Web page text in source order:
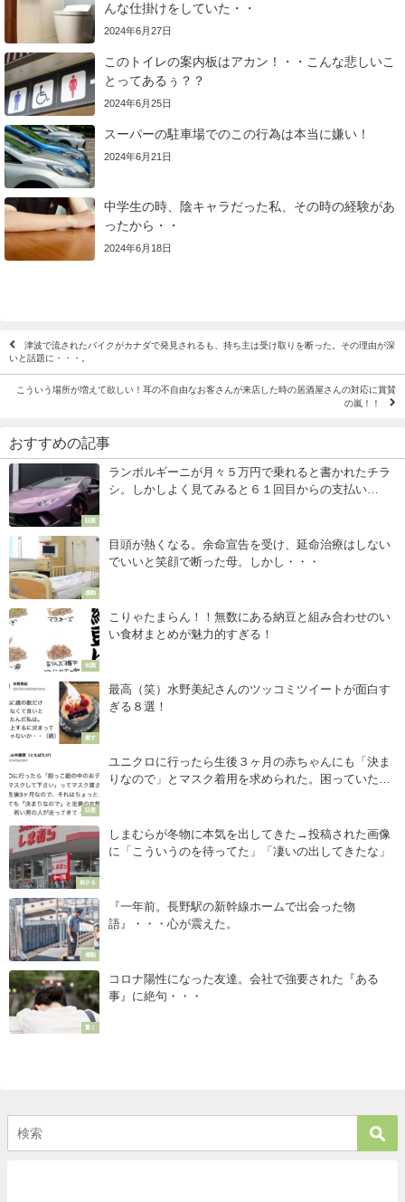
んな仕掛けをしていた・・
2024年6月27日
このトイレの案内板はアカン！・・こんな悲しいこ
とってあるぅ？？
2024年6月25日
スーパーの駐車場でのこの行為は本当に嫌い！
2024年6月21日
中学生の時、陰キャラだった私、その時の経験があ
ったから・・
2024年6月18日
津波で流されたバイクがカナダで発見されるも、持ち主は受け取りを断った。その理由が深
いと話題に・・・。
こういう場所が増えて欲しい！耳の不自由なお客さんが来店した時の居酒屋さんの対応に賞賛
の嵐！！
おすすめの記事
話題
ランボルギーニが月々５万円で乗れると書かれたチラ
シ。しかしよく見てみると６１回目からの支払い
感動
目頭が熱くなる。余命宣告を受け、延命治療はしない
でいいと笑顔で断った母。しかし・・・
知識
こりゃたまらん！！無数にある納豆と組み合わせのい
い食材まとめが魅力的すぎる！
癒す
最高（笑）水野美紀さんのツッコミツイートが面白す
ぎる８選！
話題
ユニクロに行ったら生後３ヶ月の赤ちゃんにも「決ま
りなので」とマスク着用を求められた。困っていたら
刺さる
しまむらが冬物に本気を出してきた→投稿された画像
に「こういうのを待ってた」「凄いの出してきたな」
感動
『一年前。長野駅の新幹線ホームで出会った物
語』・・・心が震えた。
驚く
コロナ陽性になった友達。会社で強要された『ある
事』に絶句・・・